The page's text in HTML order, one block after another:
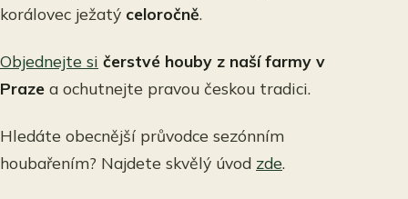
korálovec ježatý celoročně.
Objednejte si čerstvé houby z naší farmy v
Praze a ochutnejte pravou českou tradici.
Hledáte obecnější průvodce sezónním
houbařením? Najdete skvělý úvod zde.